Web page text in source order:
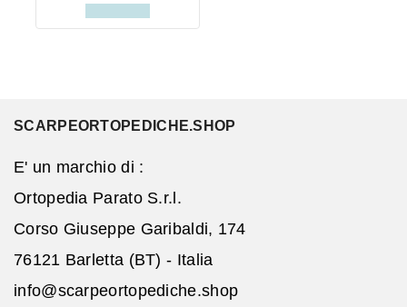
SCARPEORTOPEDICHE.SHOP
E' un marchio di :
Ortopedia Parato S.r.l.
Corso Giuseppe Garibaldi, 174
76121 Barletta (BT) - Italia
info@scarpeortopediche.shop